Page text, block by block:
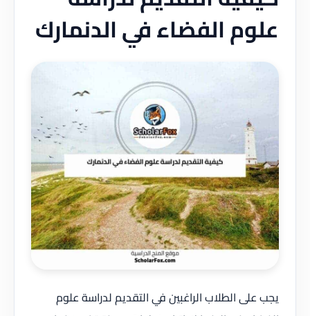
علوم الفضاء في الدنمارك
يجب على الطلاب الراغبين في التقديم لدراسة علوم